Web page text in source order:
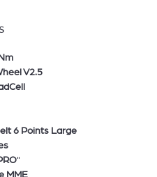
V2.5
6 Points Large
"